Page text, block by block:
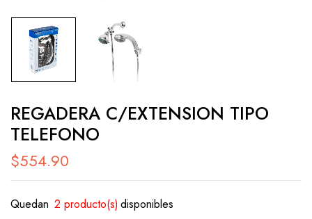
REGADERA C/EXTENSION TIPO
TELEFONO
$554.90
Quedan 2 producto(s) disponibles